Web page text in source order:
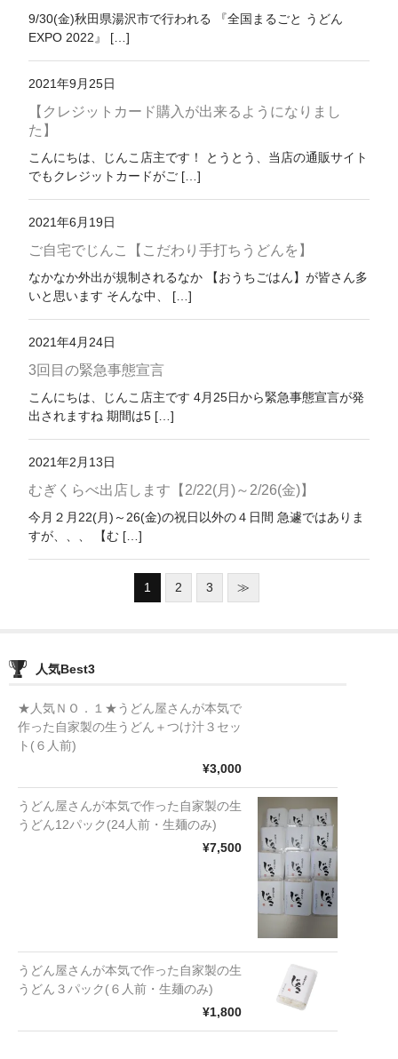
9/30(金)秋田県湯沢市で行われる 『全国まるごと うどん
EXPO 2022』 […]
2021年9月25日
【クレジットカード購入が出来るようになりまし
た】
こんにちは、じんこ店主です！ とうとう、当店の通販サイト
でもクレジットカードがご […]
2021年6月19日
ご自宅でじんこ【こだわり手打ちうどんを】
なかなか外出が規制されるなか 【おうちごはん】が皆さん多
いと思います そんな中、 […]
2021年4月24日
3回目の緊急事態宣言
こんにちは、じんこ店主です 4月25日から緊急事態宣言が発
出されますね 期間は5 […]
2021年2月13日
むぎくらべ出店します【2/22(月)～2/26(金)】
今月２月22(月)～26(金)の祝日以外の４日間 急遽ではありま
すが、、、 【む […]
1 2 3 ≫
人気Best3
★人気ＮＯ．１★うどん屋さんが本気で
作った自家製の生うどん＋つけ汁３セッ
ト(６人前)
¥3,000
うどん屋さんが本気で作った自家製の生
うどん12パック(24人前・生麺のみ)
¥7,500
うどん屋さんが本気で作った自家製の生
うどん３パック(６人前・生麺のみ)
¥1,800